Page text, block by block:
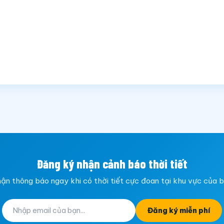
Đăng ký nhận cảnh báo thời tiết
thông báo ngay khi có thời tiết cực đoan tại khu vực của
Đăng ký miễn phí